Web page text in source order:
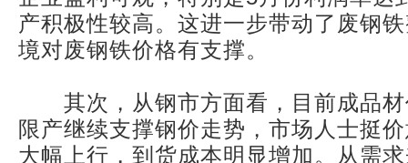
产积极性较高。这进一步带动了废钢
境对废钢铁价格有支撑。
其次，从钢市方面看，目前成品材
限产继续支撑钢价走势，市场人士挺
大幅上行，到货成本明显增加。从需